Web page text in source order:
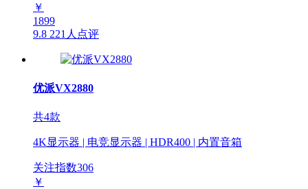
￥
1899
9.8 221人点评
优派VX2880
共4款
4K显示器 | 电竞显示器 | HDR400 | 内置音箱
关注指数306
￥